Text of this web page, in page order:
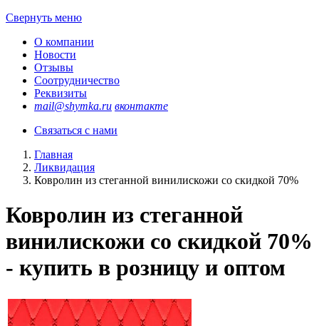
Свернуть меню
О компании
Новости
Отзывы
Соотрудничество
Реквизиты
mail@shymka.ru вконтакте
Связаться с нами
Главная
Ликвидация
Ковролин из стеганной винилискожи со скидкой 70%
Ковролин из стеганной
винилискожи со скидкой 70%
- купить в розницу и оптом